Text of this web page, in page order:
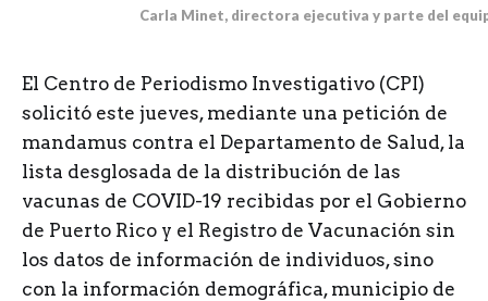
Carla Minet, directora ejecutiva y parte del
El Centro de Periodismo Investigativo (CPI)
solicitó este jueves, mediante una petición de
mandamus contra el Departamento de Salud, la
lista desglosada de la distribución de las
vacunas de COVID-19 recibidas por el Gobierno
de Puerto Rico y el Registro de Vacunación sin
los datos de información de individuos, sino
con la información demográfica, municipio de